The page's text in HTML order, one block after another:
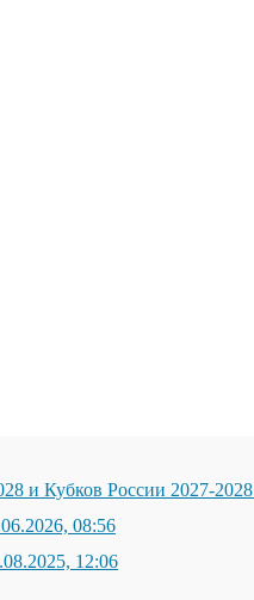
и Кубков России 2027-2028
08:56
12:06